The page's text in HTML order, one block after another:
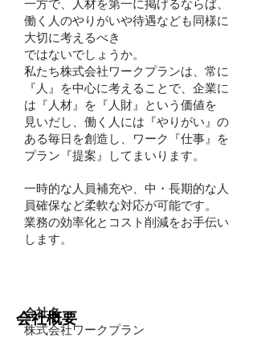
一方で、人材を第一に掲げるならば、
働く人のやりがいや待遇なども同様に
大切に考えるべき
ではないでしょうか。
私たち株式会社ワークプランは、常に
『人』を中心に考えることで、企業に
は『人材』を『人財』という価値を
見いだし、働く人には『やりがい』の
ある毎日を創造し、ワーク『仕事』を
プラン『提案』してまいります。
一時的な人員補充や、中・長期的な人
員確保など柔軟な対応が可能です。
業務の効率化とコスト削減をお手伝い
します。
​会社名
株式会社ワークプラン
会社概要